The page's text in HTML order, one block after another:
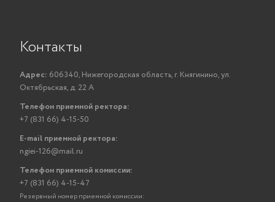
Контакты
Адрес: 606340, Нижегородская область, г. Княгинино, ул.
Октябрьская, д. 22 А
Телефон приемной ректора:
+7 (831 66) 4-15-50
E-mail приемной ректора:
ngiei-126@mail.ru
Телефон приемной комиссии:
+7 (831 66) 4-15-47
Резервный номер приемной комиссии: